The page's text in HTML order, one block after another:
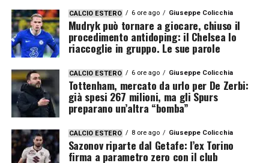
CALCIO ESTERO 6 ore ago Giuseppe Colicchia
Mudryk può tornare a giocare, chiuso il
procedimento antidoping: il Chelsea lo
riaccoglie in gruppo. Le sue parole
CALCIO ESTERO 6 ore ago Giuseppe Colicchia
Tottenham, mercato da urlo per De Zerbi:
già spesi 267 milioni, ma gli Spurs
preparano un’altra “bomba”
CALCIO ESTERO 8 ore ago Giuseppe Colicchia
Sazonov riparte dal Getafe: l’ex Torino
firma a parametro zero con il club